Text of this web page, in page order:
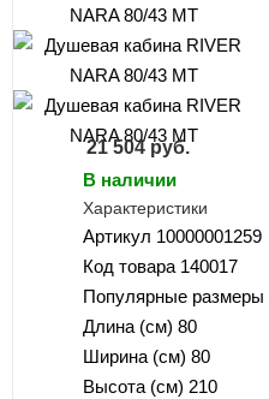
21 504руб.
В наличии
Характеристики
Артикул 10000001259
Код товара 140017
Популярные размеры
Длина (см) 80
Ширина (см) 80
Высота (см) 210